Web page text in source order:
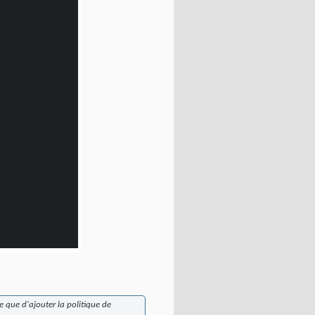
que d'ajouter la politique de